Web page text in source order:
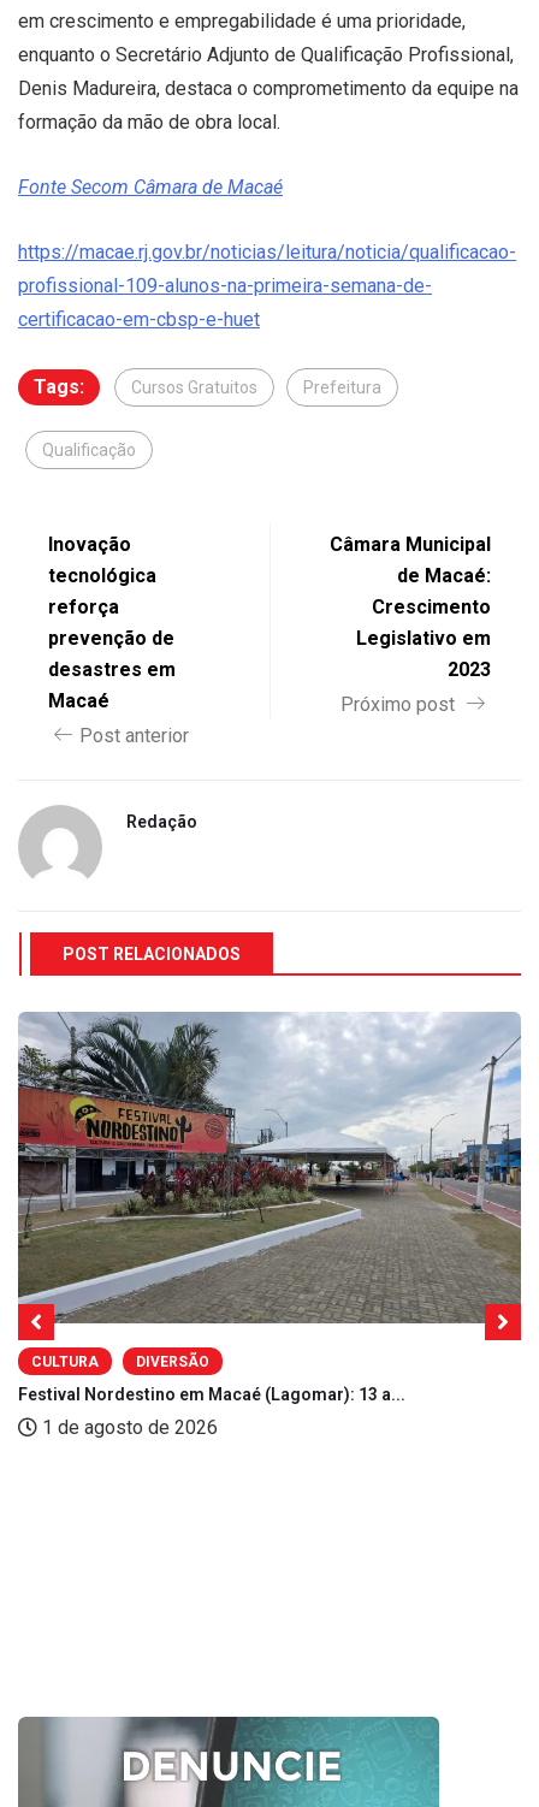
em crescimento e empregabilidade é uma prioridade,
enquanto o Secretário Adjunto de Qualificação Profissional,
Denis Madureira, destaca o comprometimento da equipe na
formação da mão de obra local.
Fonte Secom Câmara de Macaé
https://macae.rj.gov.br/noticias/leitura/noticia/qualificacao-
profissional-109-alunos-na-primeira-semana-de-
certificacao-em-cbsp-e-huet
Tags: Cursos Gratuitos Prefeitura
Qualificação
Inovação
tecnológica
reforça
prevenção de
desastres em
Macaé
Post anterior
Câmara Municipal
de Macaé:
Crescimento
Legislativo em
2023
Próximo post
Redação
POST RELACIONADOS
CULTURA DIVERSÃO
Festival Nordestino em Macaé (Lagomar): 13 a...
1 de agosto de 2026